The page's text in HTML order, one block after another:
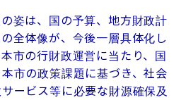
姿は、国の予算、地方財政計
全体像が、今後一層具体化し
市の行財政運営に当たり、国
市の政策課題に基づき、社会
ービス等に必要な財源確保及